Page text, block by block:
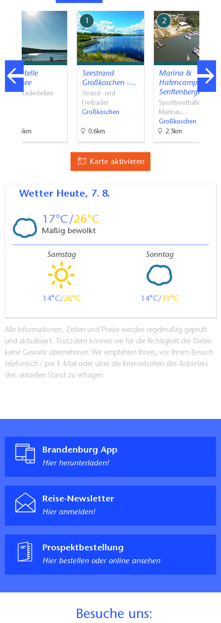
Badestelle
Großsee
Naturbadestellen
66.5km
1
Seestrand
Großkoschen -…
Strand- und
Freibäder
Großkoschen
0.6km
2
Marina &
Hafencamp
Senftenberger…
Sportboothäfen &
Marinas,…
Großkoschen
2.3km
Karte aktivieren
Wetter Heute, 7. 8.
17 26
Mäßig bewölkt
Samstag
14 26
Sonntag
14 31
Alle Informationen, Zeiten und Preise werden regelmäßig geprüft
und aktualisiert. Trotzdem können wir für die Richtigkeit der Daten
keine Gewähr übernehmen. Wir empfehlen Ihnen, vor Ihrem Besuch
telefonisch / per E-Mail oder über die Internetseiten des Anbieters
den aktuellen Stand zu erfragen.
Brandenburg App
Hier herunterladen!
Reise-Newsletter
Hier anmelden!
Prospektbestellung
Hier bestellen oder online ansehen
Besuche uns: